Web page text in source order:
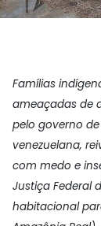
Famílias
ameaçadas de
pelo governo
venezuelana,
com medo e
Justiça Federal
habitacional